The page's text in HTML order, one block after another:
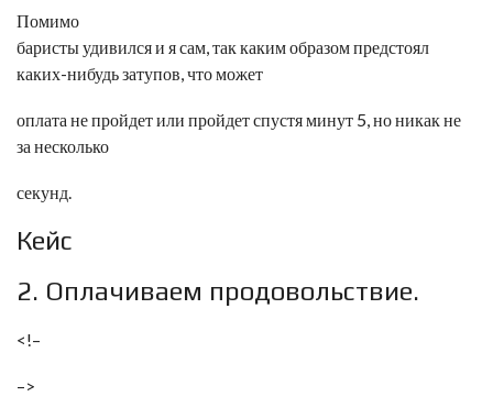
Помимо
баристы удивился и я сам, так каким образом предстоял
каких-нибудь затупов, что может
оплата не пройдет или пройдет спустя минут 5, но никак не
за несколько
секунд.
Кейс
2. Оплачиваем продовольствие.
<!–
–>